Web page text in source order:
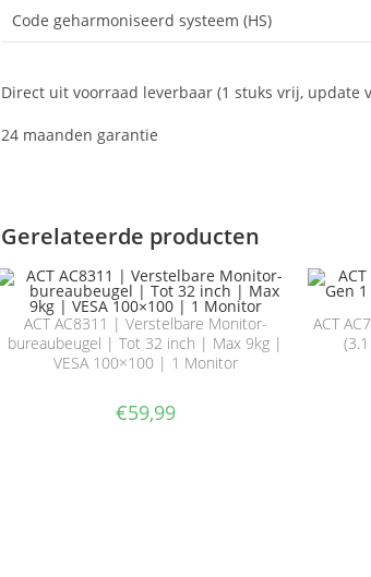
Code geharmoniseerd systeem (HS)
Direct uit voorraad leverbaar (1 stuks vrij, update
24 maanden garantie
Gerelateerde producten
ACT AC8311 | Verstelbare Monitor-
bureaubeugel | Tot 32 inch | Max 9kg |
VESA 100×100 | 1 Monitor
€59,99
ACT